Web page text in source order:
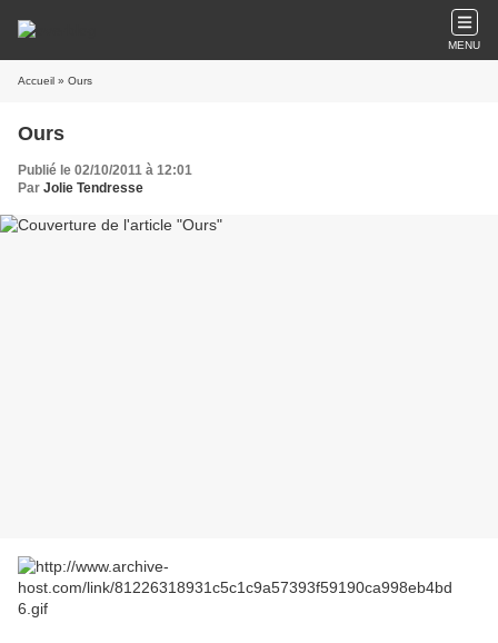
MENU
Accueil » Ours
Ours
Publié le 02/10/2011 à 12:01
Par Jolie Tendresse